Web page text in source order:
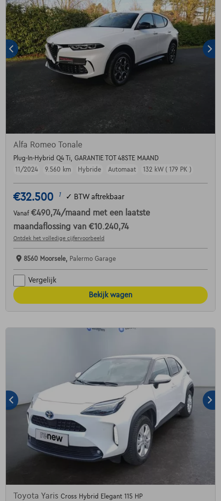
Alfa Romeo Tonale
Plug-In-Hybrid Q4 Ti, GARANTIE TOT 48STE MAAND
11/2024
9.560 km Hybride Automaat 132 kW ( 179 PK )
€32.500 1 ✓ BTW aftrekbaar
Vanaf €490,74/maand met een laatste
maandaflossing van €10.240,74
Ontdek het volledige cijfervoorbeeld
8560 Moorsele, Palermo Garage
Vergelijk
Bekijk wagen
Toyota Yaris Cross Hybrid Elegant 115 HP